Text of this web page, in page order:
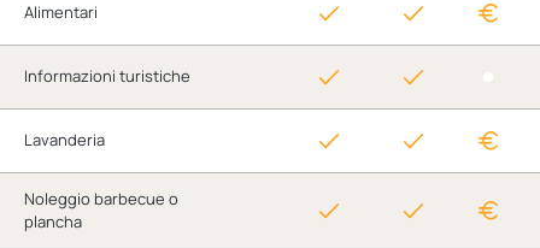
Alimentari
Informazioni turistiche
Lavanderia
Noleggio barbecue o
plancha